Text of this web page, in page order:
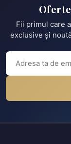
Fii primul care
exclusive și